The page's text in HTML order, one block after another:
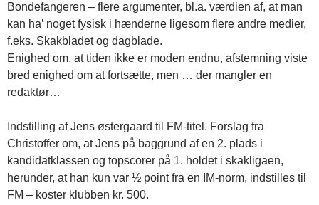
Bondefangeren – flere argumenter, bl.a. værdien af, at man
kan ha’ noget fysisk i hænderne ligesom flere andre medier,
f.eks. Skakbladet og dagblade.
Enighed om, at tiden ikke er moden endnu, afstemning viste
bred enighed om at fortsætte, men … der mangler en
redaktør…
Indstilling af Jens østergaard til FM-titel. Forslag fra
Christoffer om, at Jens på baggrund af en 2. plads i
kandidatklassen og topscorer på 1. holdet i skakligaen,
herunder, at han kun var ½ point fra en IM-norm, indstilles til
FM – koster klubben kr. 500.